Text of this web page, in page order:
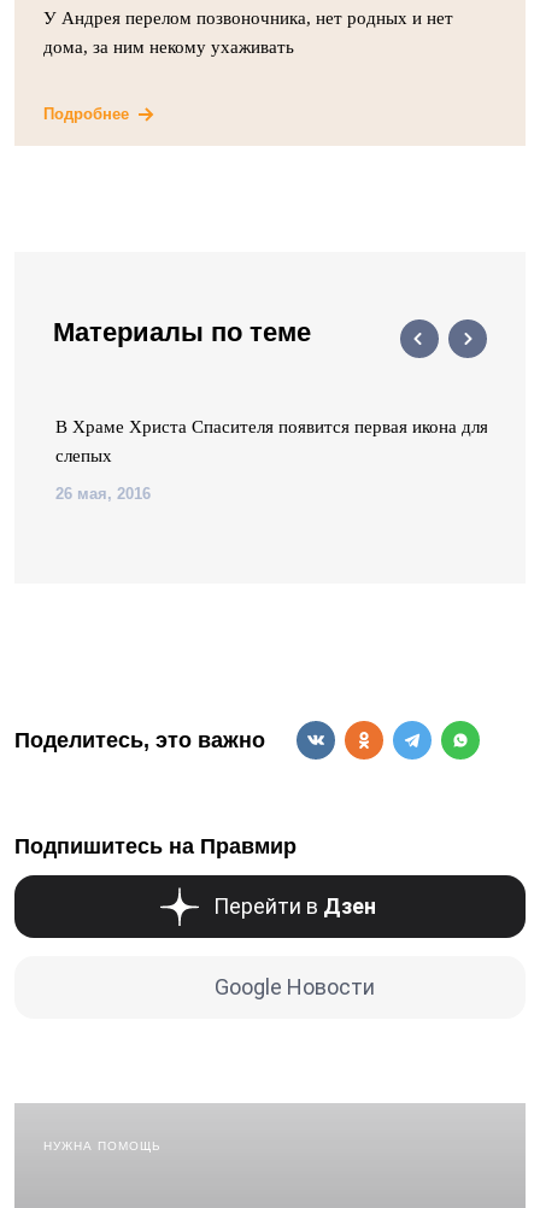
У Андрея перелом позвоночника, нет родных и нет
дома, за ним некому ухаживать
Подробнее
Материалы по теме
В Храме Христа Спасителя появится первая икона для
слепых
26 мая, 2016
Поделитесь, это важно
Подпишитесь на Правмир
Перейти в Дзен
Google Новости
НУЖНА ПОМОЩЬ